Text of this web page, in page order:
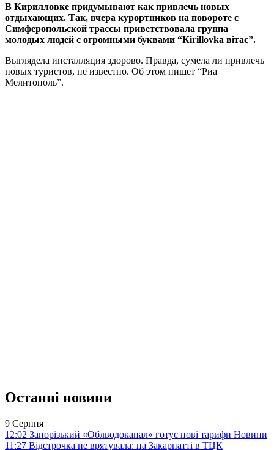
В Кирилловке придумывают как привлечь новых
отдыхающих. Так, вчера курортников на повороте с
Симферопольской трассы приветствовала группа
молодых людей с огромными буквами “Кirillovka вітає”.
Выглядела инсталляция здорово. Правда, сумела ли привлечь
новых туристов, не известно. Об этом пишет “Риа
Мелитополь”.
Останні новини
9 Серпня
12:02 Запорізький «Облводоканал» готує нові тарифи Новини
11:27 Відстрочка не врятувала: на Закарпатті в ТЦК